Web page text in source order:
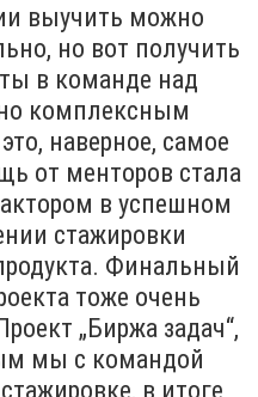
выучить можно
но вот получить
в команде над
комплексным
наверное, самое
от менторов стала
в успешном
стажировки
Финальный
тоже очень
„Биржа задач“,
мы с командой
в итоге